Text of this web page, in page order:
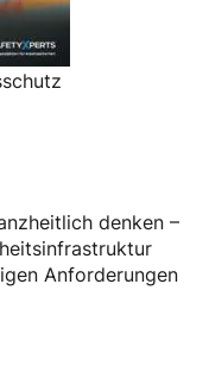
denken –
Anforderungen